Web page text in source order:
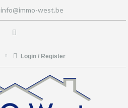
info@immo-west.be
Login / Register